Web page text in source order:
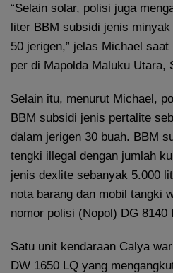
“Selain solar, polisi juga
liter BBM subsidi jenis
50 jerigen,” jelas Michael
per di Mapolda Maluku Utara,
Selain itu, menurut Michael,
BBM subsidi jenis pertalite
dalam jerigen 30 buah. BBM
tengki illegal dengan jumlah
jenis dexlite sebanyak 5.000
nota barang dan mobil tangki
nomor polisi (Nopol) DG 8140
Satu unit kendaraan Calya
DW 1650 LQ yang